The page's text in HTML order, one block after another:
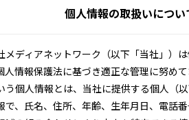
個人情報の取扱いについ
メディアネットワーク（以下「当社」）
人情報保護法に基づき適正な管理に努めて
う個人情報とは、当社に提供する個人（
で、氏名、住所、年齢、生年月日、電話